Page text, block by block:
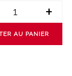
+
AU PANIER